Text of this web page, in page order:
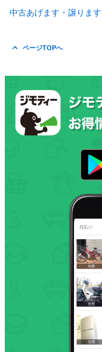
中古あげます・譲ります
ページTOPへ